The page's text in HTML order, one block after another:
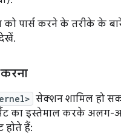
को पार्स करने के तरीके के
सेक्शन शामिल हो
का इस्तेमाल करके अलग-
होते हैं: